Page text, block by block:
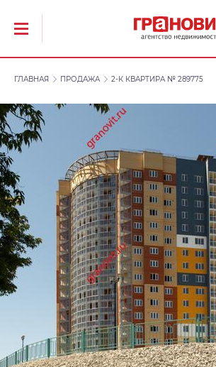
ГЛАВНАЯ ПРОДАЖА 2-К КВАРТИРА № 289775